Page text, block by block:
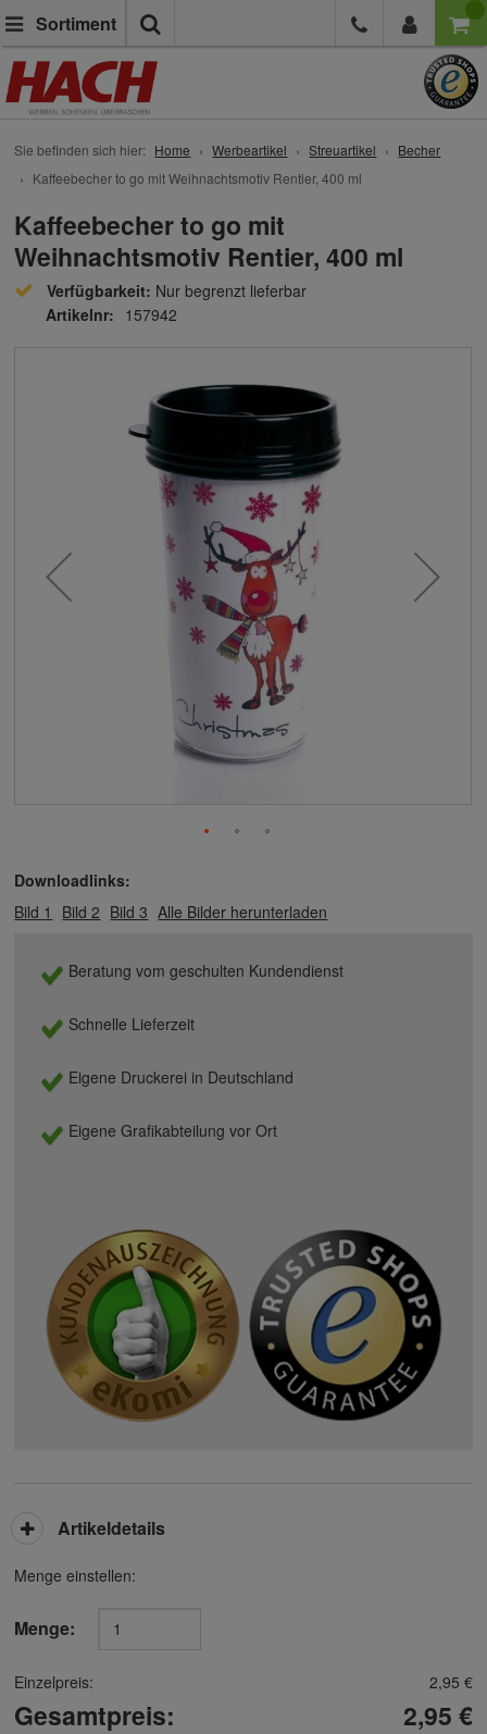
Sortiment
Sie befinden sich hier: Home Werbeartikel Streuartikel
Becher
Kaffeebecher to go mit Weihnachtsmotiv Rentier, 400 ml
Kaffeebecher to go mit
Weihnachtsmotiv Rentier, 400 ml
Verfügbarkeit: Nur begrenzt lieferbar
Artikelnr: 157942
Downloadlinks:
Bild 1
Bild 2 Bild 3 Alle Bilder herunterladen
Menge einstellen:
Menge:
Einzelpreis: 2,95 €
Gesamtpreis: 2,95 €
Beratung vom geschulten Kundendienst
Schnelle Lieferzeit
Eigene Druckerei in Deutschland
Eigene Grafikabteilung vor Ort
Artikeldetails